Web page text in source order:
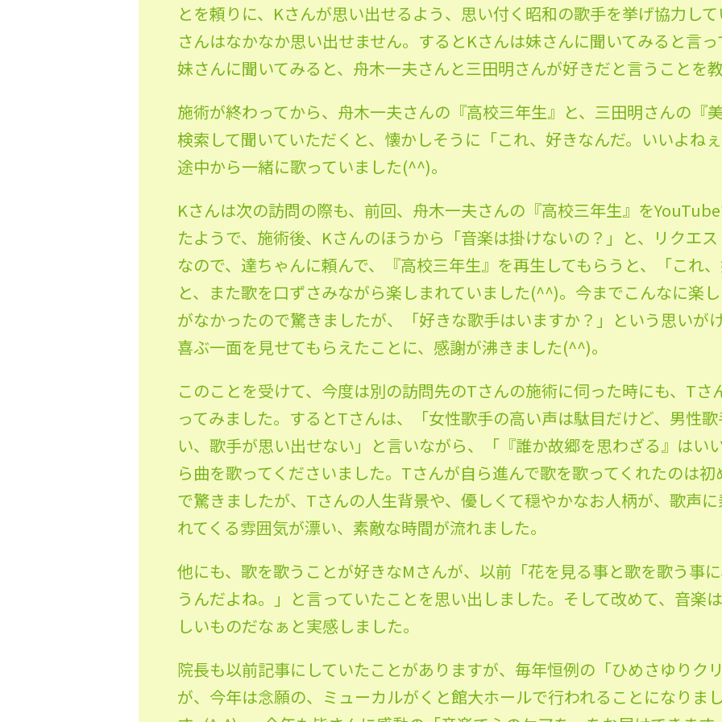
とを頼りに、Kさんが思い出せるよう、思い付く昭和の歌手を挙げ協力し
さんはなかなか思い出せません。するとKさんは妹さんに聞いてみると言っ
妹さんに聞いてみると、舟木一夫さんと三田明さんが好きだと言うことを教
施術が終わってから、舟木一夫さんの『高校三年生』と、三田明さんの『
検索して聞いていただくと、懐かしそうに「これ、好きなんだ。いいよねぇ
途中から一緒に歌っていました(^^)。
Kさんは次の訪問の際も、前回、舟木一夫さんの『高校三年生』を
たようで、施術後、Kさんのほうから「音楽は掛けないの？」と、リクエス
なので、達ちゃんに頼んで、『高校三年生』を再生してもらうと、「これ、
と、また歌を口ずさみながら楽しまれていました(^^)。今までこんなに楽
がなかったので驚きましたが、「好きな歌手はいますか？」という思いが
喜ぶ一面を見せてもらえたことに、感謝が沸きました(^^)。
このことを受けて、今度は別の訪問先のTさんの施術に伺った時にも、Tさ
ってみました。するとTさんは、「女性歌手の高い声は駄目だけど、男性
い、歌手が思い出せない」と言いながら、「『誰か故郷を思わざる』はい
ら曲を歌ってくださいました。Tさんが自ら進んで歌を歌ってくれたのは
で驚きましたが、Tさんの人生背景や、優しくて穏やかなお人柄が、歌声
れてくる雰囲気が漂い、素敵な時間が流れました。
他にも、歌を歌うことが好きなMさんが、以前「花を見る事と歌を歌う事
うんだよね。」と言っていたことを思い出しました。そして改めて、音楽
しいものだなぁと実感しました。
院長も以前記事にしていたことがありますが、毎年恒例の「ひめさゆりク
が、今年は念願の、ミューカルがくと館大ホールで行われることになりま